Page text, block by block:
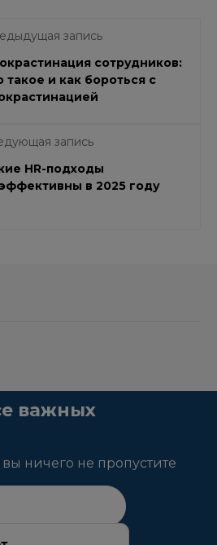
запись
сотрудников:
такое и как бороться с
запись
HR-подходы
в 2025 году
важных
ничего не пропустите